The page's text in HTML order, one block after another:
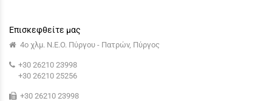
Επισκεφθείτε μας
4ο χλμ. Ν.Ε.Ο. Πύργου - Πατρών, Πύργος
+30 26210 23998
+30 26210 25256
+30 26210 23998